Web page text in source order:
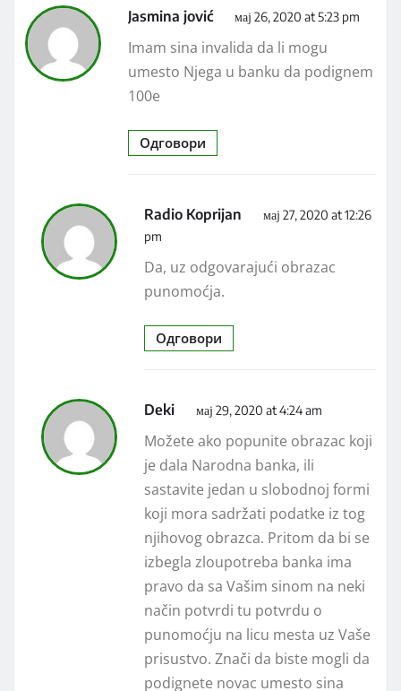
Jasmina jović мај 26, 2020 at 5:23 pm
Imam sina invalida da li mogu
umesto Njega u banku da podignem
100e
Одговори
Radio Koprijan
мај 27, 2020 at 12:26
pm
Da, uz odgovarajući obrazac
punomoćja.
Одговори
Deki мај 29, 2020 at 4:24 am
Možete ako popunite obrazac koji
je dala Narodna banka, ili
sastavite jedan u slobodnoj formi
koji mora sadržati podatke iz tog
njihovog obrazca. Pritom da bi se
izbegla zloupotreba banka ima
pravo da sa Vašim sinom na neki
način potvrdi tu potvrdu o
punomoćju na licu mesta uz Vaše
prisustvo. Znači da biste mogli da
podignete novac umesto sina